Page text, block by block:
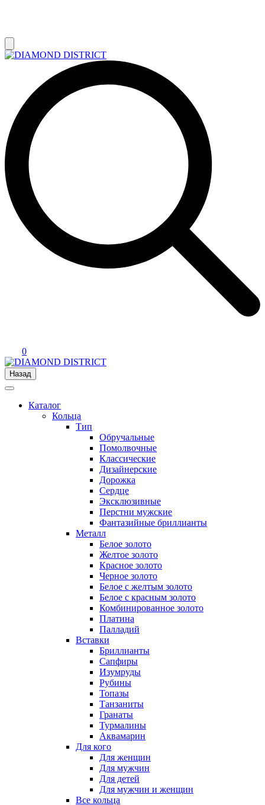
0
Назад
Каталог
Кольца
Тип
Обручальные
Помолвочные
Классические
Дизайнерские
Дорожка
Сердце
Эксклюзивные
Перстни мужские
Фантазийные бриллианты
Металл
Белое золото
Желтое золото
Красное золото
Черное золото
Белое с желтым золото
Белое с красным золото
Комбинированное золото
Платина
Палладий
Вставки
Бриллианты
Сапфиры
Изумруды
Рубины
Топазы
Танзаниты
Гранаты
Турмалины
Аквамарин
Для кого
Для женщин
Для мужчин
Для детей
Для мужчин и женщин
Все кольца